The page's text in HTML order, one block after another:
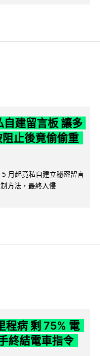
建留言板 讓多
止後竟偷偷重
月起竟私自建立秘密留言
方法，最終入侵
程病 剩 75% 電
終結電車指令